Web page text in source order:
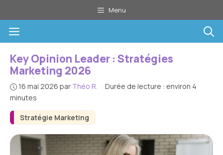
au
contenu
Menu
Menu
Stratégie Marketing
Key Opinion Leader : Stratégies
Marketing 2026
16 mai 2026 par Théo R. · Durée de lecture : environ 4
minutes